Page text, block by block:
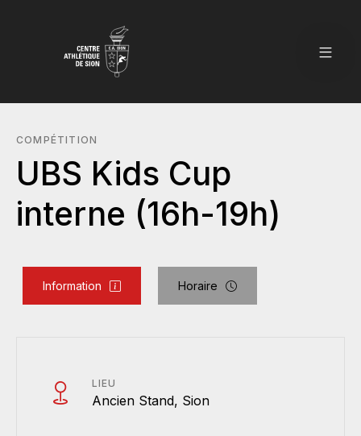
COMPÉTITION
UBS Kids Cup
interne (16h-19h)
Information Horaire
LIEU
Ancien Stand, Sion